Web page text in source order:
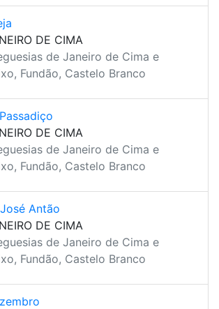
DE CIMA
de Janeiro de Cima e
Fundão, Castelo Branco
DE CIMA
de Janeiro de Cima e
Fundão, Castelo Branco
Antão
DE CIMA
de Janeiro de Cima e
Fundão, Castelo Branco